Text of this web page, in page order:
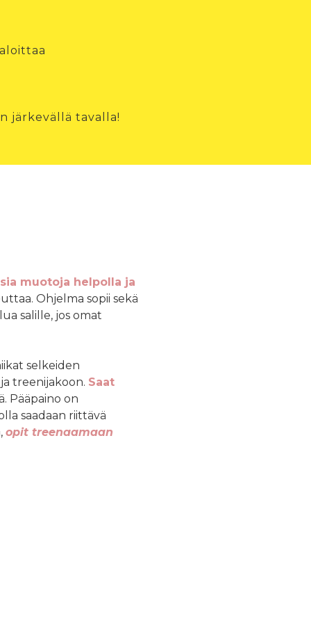
järkevällä tavalla!
muotoja helpolla ja
Ohjelma sopii sekä
salille, jos omat
selkeiden
treenijakoon. Saat
Pääpaino on
saadaan riittävä
opit treenaamaan